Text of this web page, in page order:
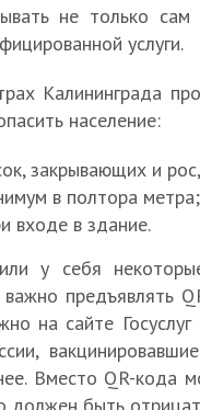
не только
услуги.
Калининграда
население:
закрывающих и
в полтора метра;
входе в здание.
у себя
предъявлять
на сайте Госуслуг
Вместо QR-кода